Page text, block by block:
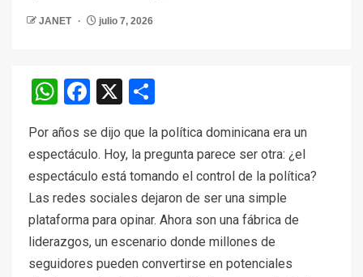
JANET julio 7, 2026
WhatsApp
Facebook
X
Por años se dijo que la política dominicana era un
espectáculo. Hoy, la pregunta parece ser otra: ¿el
espectáculo está tomando el control de la política?
Las redes sociales dejaron de ser una simple
plataforma para opinar. Ahora son una fábrica de
liderazgos, un escenario donde millones de
seguidores pueden convertirse en potenciales